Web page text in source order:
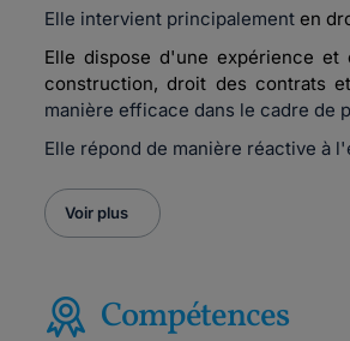
Elle intervient principalement en
Elle dispose d'une expérience
construction, droit des contrats et
manière efficace dans le cadre de
Elle répond de manière réactive à
Voir plus
Compétences